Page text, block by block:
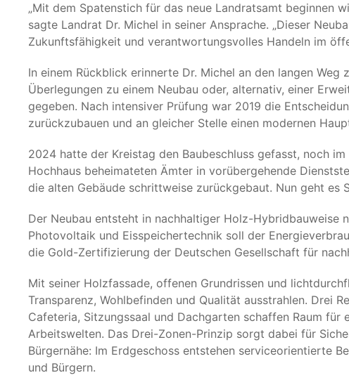
„Mit dem Spatenstich für das neue Landratsamt beginnen
sagte Landrat Dr. Michel in seiner Ansprache. „Dieser
Zukunftsfähigkeit und verantwortungsvolles Handeln im
In einem Rückblick erinnerte Dr. Michel an den langen
Überlegungen zu einem Neubau oder, alternativ, einer
gegeben. Nach intensiver Prüfung war 2019 die
zurückzubauen und an gleicher Stelle einen modernen
2024 hatte der Kreistag den Baubeschluss gefasst, noch
Hochhaus beheimateten Ämter in vorübergehende
die alten Gebäude schrittweise zurückgebaut. Nun geht es
Der Neubau entsteht in nachhaltiger Holz-Hybridbauweise
Photovoltaik und Eisspeichertechnik soll der
die Gold-Zertifizierung der Deutschen Gesellschaft für
Mit seiner Holzfassade, offenen Grundrissen und
Transparenz, Wohlbefinden und Qualität ausstrahlen. Drei
Cafeteria, Sitzungssaal und Dachgarten schaffen Raum
Arbeitswelten. Das Drei-Zonen-Prinzip sorgt dabei für
Bürgernähe: Im Erdgeschoss entstehen serviceorientierte
und Bürgern.